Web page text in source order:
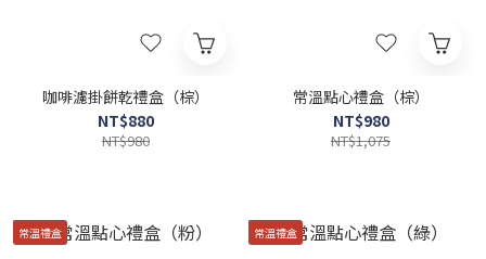
咖啡濾掛餅乾禮盒（棕）
NT$880
NT$980
常溫點心禮盒（棕）
NT$980
NT$1,075
常溫禮盒 常溫禮盒